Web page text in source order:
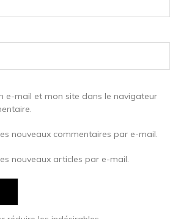
e-mail et mon site dans le navigateur
nouveaux commentaires par e-mail.
nouveaux articles par e-mail.